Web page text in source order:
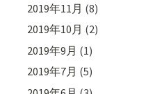
2019年11月 (8)
2019年10月 (2)
2019年9月 (1)
2019年7月 (5)